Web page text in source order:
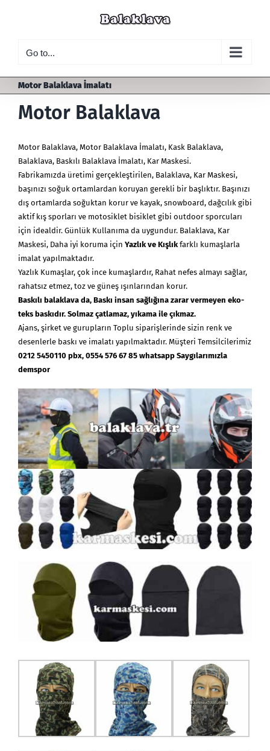
Go to...
Motor Balaklava İmalatı
Motor Balaklava
Motor Balaklava, Motor Balaklava İmalatı, Kask Balaklava,
Balaklava, Baskılı Balaklava İmalatı, Kar Maskesi.
Fabrikamızda üretimi gerçekleştirilen, Balaklava, Kar Maskesi,
başınızı soğuk ortamlardan koruyan gerekli bir başlıktır. Başınızı
dış ortamlarda soğuktan korur ve kayak, snowboard, dağcılık gibi
aktif kış sporları ve motosiklet bisiklet gibi outdoor sporcuları
için idealdir. Günlük Kullanıma da uygundur. Balaklava, Kar
Maskesi, Daha iyi koruma için Yazlık ve Kışlık farklı kumaşlarla
imalat yapılmaktadır.
Yazlık Kumaşlar, çok ince kumaşlardır, Rahat nefes almayı sağlar,
rahatsız etmez, toz ve güneş ışınlarından korur.
Baskılı balaklava da, Baskı insan sağlığına zarar vermeyen eko-
teks baskıdır. Solmaz çatlamaz, yıkama ile çıkmaz.
Ajans, şirket ve gurupların Toplu siparişlerinde sizin renk ve
desenlerle baskı ve imalatı yapılmaktadır. Müşteri Temsilcilerimiz
0212 5450110 pbx, 0554 576 67 85 whatsapp Saygılarımızla
demspor